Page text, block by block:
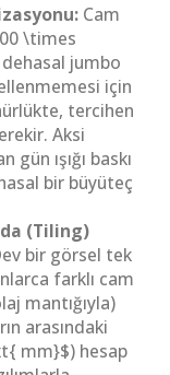
Cam
\times
jumbo
için
tercihen
Aksi
ışığı baskı
bir büyüteç
(Tiling)
bir görsel tek
farklı cam
mantığıyla)
arasındaki
mm}$) hesap